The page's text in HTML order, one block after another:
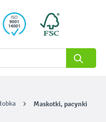
Maskotki, pacynki